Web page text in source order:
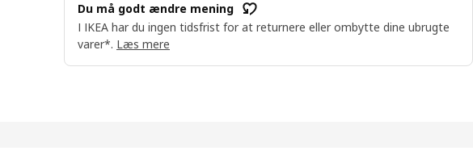
Du må godt ændre mening
I IKEA har du ingen tidsfrist for at returnere eller ombytte dine ubrugte
varer*. Læs mere